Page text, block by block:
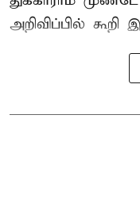
அறிவிப்பில் கூறி